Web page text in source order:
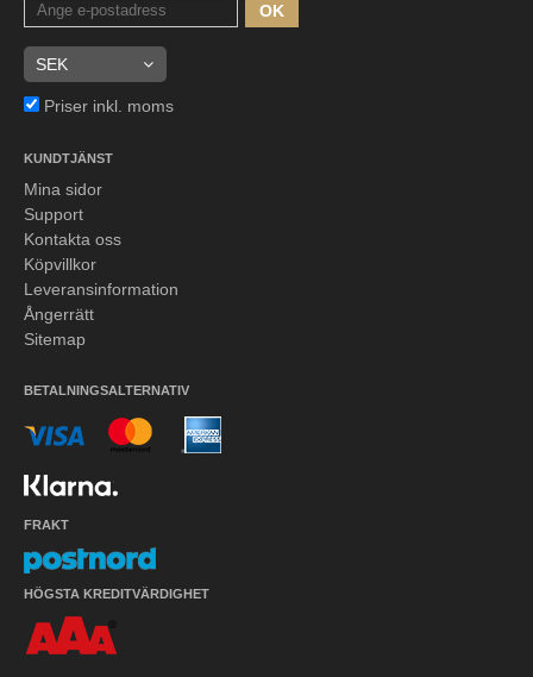
OK
Priser inkl. moms
KUNDTJÄNST
Mina sidor
Support
Kontakta oss
Köpvillkor
Leveransinformation
Ångerrätt
Sitemap
BETALNINGSALTERNATIV
FRAKT
HÖGSTA KREDITVÄRDIGHET